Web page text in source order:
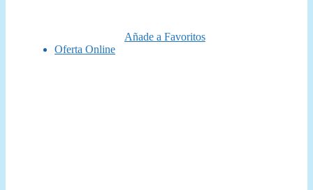
Añade a Favoritos
Oferta Online